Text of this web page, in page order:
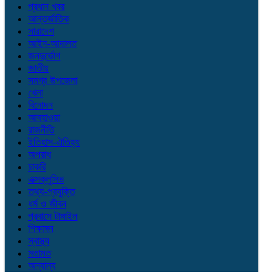
প্রধান খবর
আন্তর্জাতিক
সারাদেশ
আইন-আদালত
জনদুর্ভোগ
জাতীয়
সমগ্র উপজেলা
খেলা
বিনোদন
আবহাওয়া
রাজনীতি
ইতিহাস-ঐতিহ্য
অপরাধ
চাকরি
এক্সক্লুসিভ
তথ্য-প্রযুক্তি
ধর্ম ও জীবন
প্রবাসে টাঙ্গাইল
শিক্ষাঙ্গন
স্বাস্থ্য
মতামত
অন্যান্য